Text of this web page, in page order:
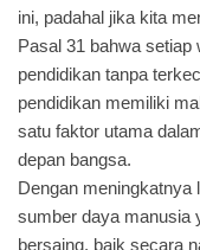
ini, padahal jika kita
Pasal 31 bahwa setiap
pendidikan tanpa
pendidikan memiliki
satu faktor utama
depan bangsa.
Dengan meningkatnya
sumber daya manusia
bersaing, baik secara